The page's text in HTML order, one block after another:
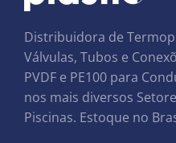
Distribuidora de
Válvulas, Tubos e
PVDF e PE100 para
nos mais diversos
Piscinas. Estoque no